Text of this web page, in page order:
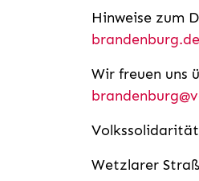
Hinweise zum
Wir freuen uns
Wetzlarer